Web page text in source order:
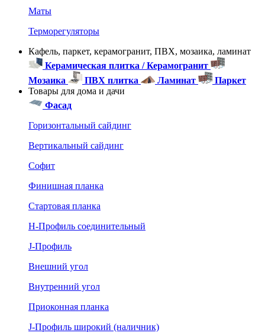
Маты
Терморегуляторы
Кафель, паркет, керамогранит, ПВХ, мозаика, ламинат
Керамическая плитка / Керамогранит
Мозаика
ПВХ плитка Ламинат
Паркет
Товары для дома и дачи
Фасад
Горизонтальный сайдинг
Вертикальный сайдинг
Софит
Финишная планка
Стартовая планка
Н-Профиль соединительный
J-Профиль
Внешний угол
Внутренний угол
Приоконная планка
J-Профиль широкий (наличник)